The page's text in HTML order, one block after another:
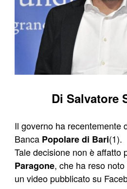
Di Salvatore
Il governo ha recentemente
Banca Popolare di Bari(1).
Tale decisione non è affatto
Paragone, che ha reso
un video pubblicato su